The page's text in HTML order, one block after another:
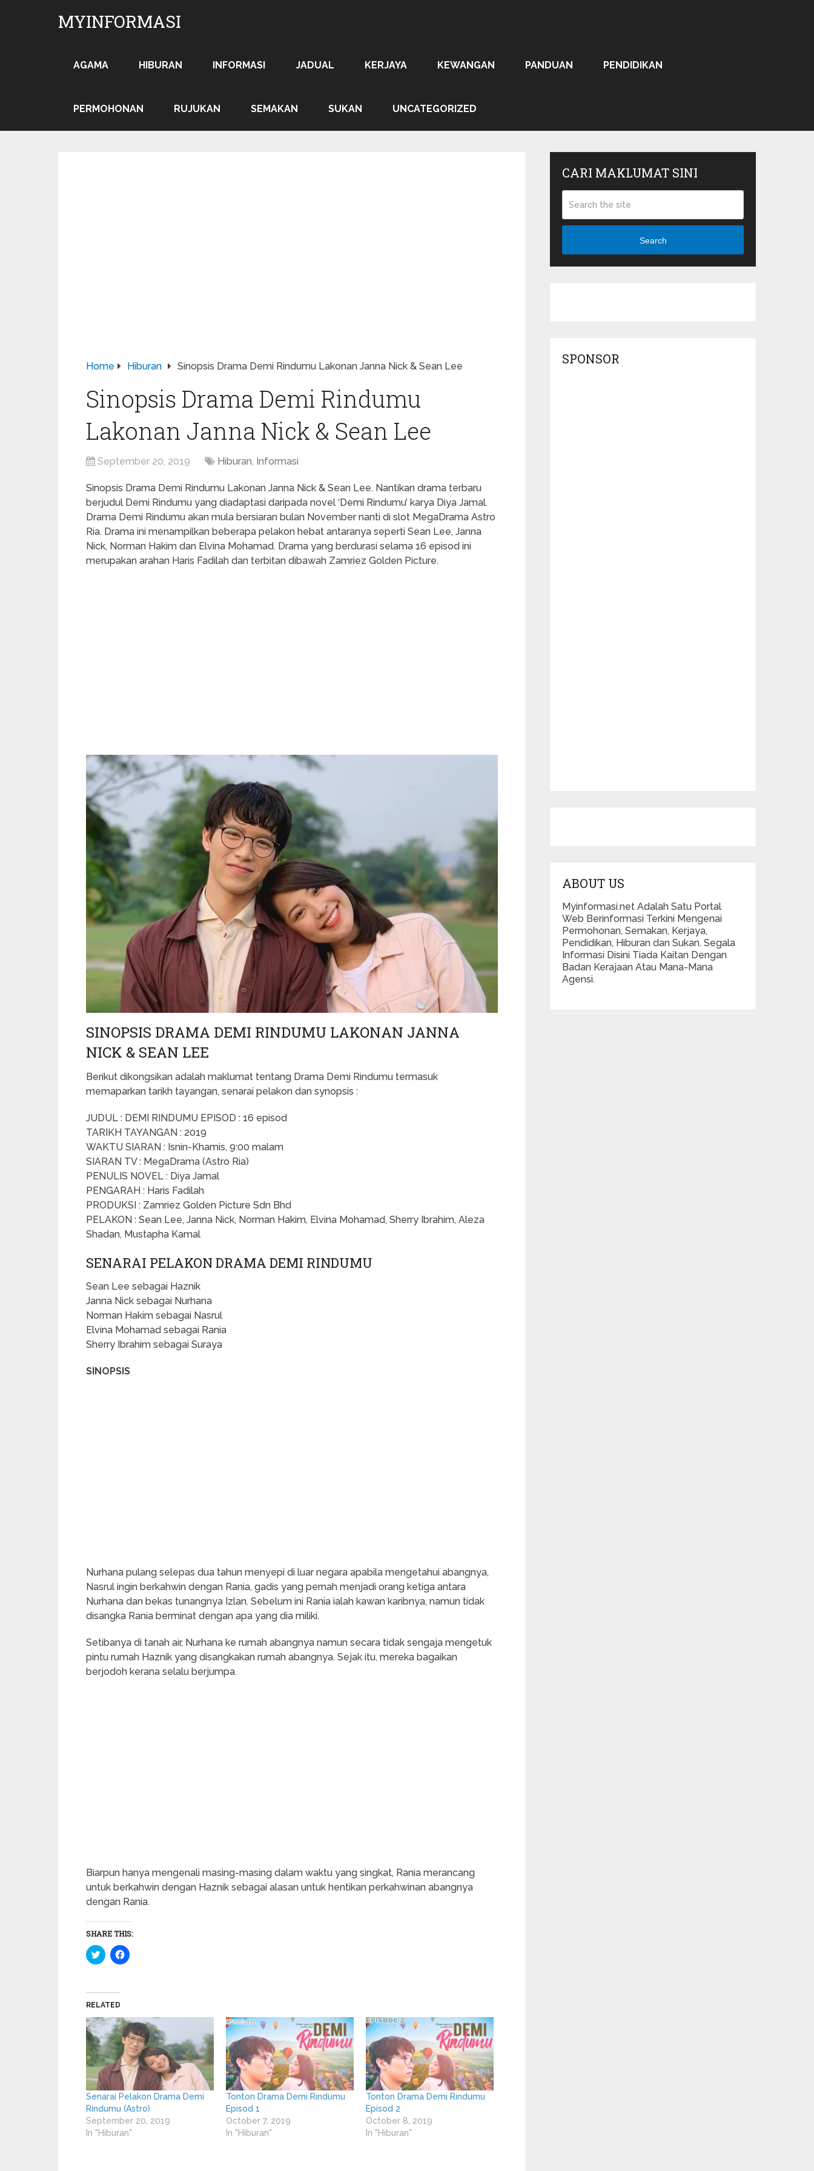
MYINFORMASI
AGAMA HIBURAN INFORMASI JADUAL KERJAYA KEWANGAN PANDUAN PENDIDIKAN
PERMOHONAN RUJUKAN SEMAKAN SUKAN UNCATEGORIZED
Home Hiburan Sinopsis Drama Demi Rindumu Lakonan Janna Nick & Sean Lee
Sinopsis Drama Demi Rindumu
Lakonan Janna Nick & Sean Lee
September 20, 2019 Hiburan, Informasi
Sinopsis Drama Demi Rindumu Lakonan Janna Nick & Sean Lee. Nantikan drama terbaru
berjudul Demi Rindumu yang diadaptasi daripada novel ‘Demi Rindumu’ karya Diya Jamal.
Drama Demi Rindumu akan mula bersiaran bulan November nanti di slot MegaDrama Astro
Ria. Drama ini menampilkan beberapa pelakon hebat antaranya seperti Sean Lee, Janna
Nick, Norman Hakim dan Elvina Mohamad. Drama yang berdurasi selama 16 episod ini
merupakan arahan Haris Fadilah dan terbitan dibawah Zamriez Golden Picture.
SINOPSIS DRAMA DEMI RINDUMU LAKONAN JANNA
NICK & SEAN LEE
Berikut dikongsikan adalah maklumat tentang Drama Demi Rindumu termasuk
memaparkan tarikh tayangan, senarai pelakon dan synopsis :
JUDUL : DEMI RINDUMU EPISOD : 16 episod
TARIKH TAYANGAN : 2019
WAKTU SIARAN : Isnin-Khamis, 9:00 malam
SIARAN TV : MegaDrama (Astro Ria)
PENULIS NOVEL : Diya Jamal
PENGARAH : Haris Fadilah
PRODUKSI : Zamriez Golden Picture Sdn Bhd
PELAKON : Sean Lee, Janna Nick, Norman Hakim, Elvina Mohamad, Sherry Ibrahim, Aleza
Shadan, Mustapha Kamal
SENARAI PELAKON DRAMA DEMI RINDUMU
Sean Lee sebagai Haznik
Janna Nick sebagai Nurhana
Norman Hakim sebagai Nasrul
Elvina Mohamad sebagai Rania
Sherry Ibrahim sebagai Suraya
SINOPSIS
Nurhana pulang selepas dua tahun menyepi di luar negara apabila mengetahui abangnya,
Nasrul ingin berkahwin dengan Rania, gadis yang pernah menjadi orang ketiga antara
Nurhana dan bekas tunangnya Izlan. Sebelum ini Rania ialah kawan karibnya, namun tidak
disangka Rania berminat dengan apa yang dia miliki.
Setibanya di tanah air, Nurhana ke rumah abangnya namun secara tidak sengaja mengetuk
pintu rumah Haznik yang disangkakan rumah abangnya. Sejak itu, mereka bagaikan
berjodoh kerana selalu berjumpa.
Biarpun hanya mengenali masing-masing dalam waktu yang singkat, Rania merancang
untuk berkahwin dengan Haznik sebagai alasan untuk hentikan perkahwinan abangnya
dengan Rania.
SHARE THIS:
Click
to
(Opens
in
new
window)
Click
to
window)
RELATED
Senarai Pelakon Drama Demi
Rindumu (Astro)
September 20, 2019
In "Hiburan"
Tonton Drama Demi Rindumu
Episod 1
October 7, 2019
In "Hiburan"
Tonton Drama Demi Rindumu
Episod 2
October 8, 2019
In "Hiburan"
CARI MAKLUMAT SINI
Search
SPONSOR
ABOUT US
Myinformasi.net Adalah Satu Portal
Web Berinformasi Terkini Mengenai
Permohonan, Semakan, Kerjaya,
Pendidikan, Hiburan dan Sukan. Segala
Informasi Disini Tiada Kaitan Dengan
Badan Kerajaan Atau Mana-Mana
Agensi.